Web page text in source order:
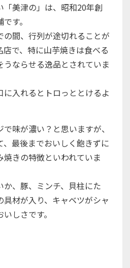
「美津の」は、昭和20年創
す。
の間、行列が途切れることが
で、特に山芋焼きは食べる
ならせる逸品とされていま
入れるとトロっととけるよ
味が濃い？と思いますが、
最後までおいしく飽きずに
きの特徴といわれていま
、豚、ミンチ、貝柱にた
具材が入り、キャベツがシャ
しさです。